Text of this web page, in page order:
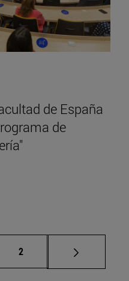
de España
de
Página
2